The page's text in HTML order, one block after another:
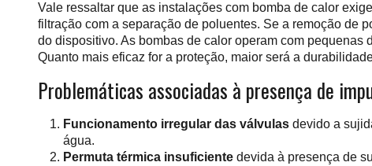
Vale ressaltar que as instalações com bomba de calor
filtração com a separação de poluentes. Se a remoção de
do dispositivo. As bombas de calor operam com
Quanto mais eficaz for a proteção, maior será a
Problemáticas associadas à presença de
Funcionamento irregular das válvulas devido a
água.
Permuta térmica insuficiente devida à presença de